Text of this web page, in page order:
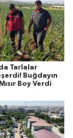
Tarlalar
Buğdayın
Boy Verdi